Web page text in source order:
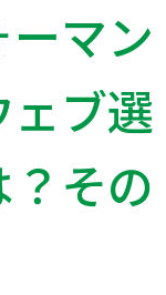
のご紹介
マン
ブ選
その